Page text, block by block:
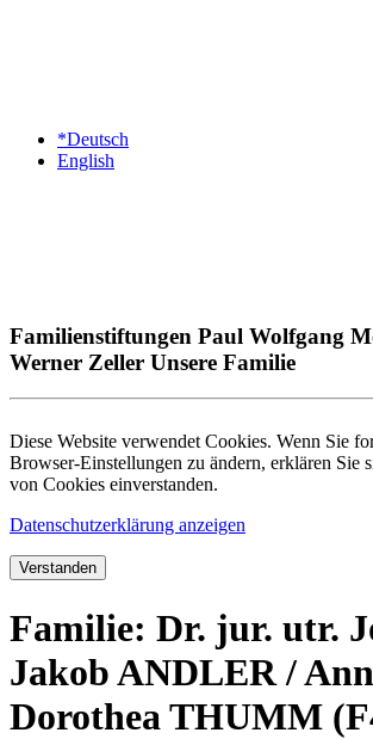
*Deutsch
English
Familienstiftungen Paul Wolfgang
Werner Zeller Unsere Familie
Diese Website verwendet Cookies. Wenn Sie
Browser-Einstellungen zu ändern, erklären Sie
von Cookies einverstanden.
Datenschutzerklärung anzeigen
Verstanden
Familie: Dr. jur. utr.
Jakob ANDLER /
Dorothea THUMM